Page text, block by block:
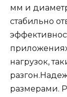
мм и
стабильно
нагрузок,
размерами.